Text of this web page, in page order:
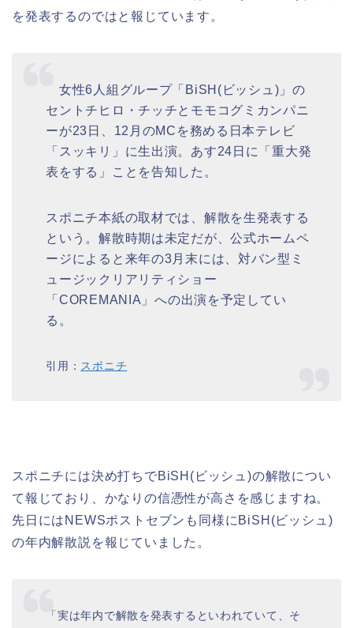
を発表するのではと報じています。
女性6人組グループ「BiSH(ビッシュ)」の
セントチヒロ・チッチとモモコグミカンパニ
ーが23日、12月のMCを務める日本テレビ
「スッキリ」に生出演。あす24日に「重大発
表をする」ことを告知した。
スポニチ本紙の取材では、解散を生発表する
という。解散時期は未定だが、公式ホームペ
ージによると来年の3月末には、対バン型ミ
ュージックリアリティショー
「COREMANIA」への出演を予定してい
る。
引用： スポニチ
スポニチには決め打ちでBiSH(ビッシュ)の解散につい
て報じており、かなりの信憑性が高さを感じますね。
先日にはNEWSポストセブンも同様にBiSH(ビッシュ)
の年内解散説を報じていました。
「実は年内で解散を発表するといわれていて、そ